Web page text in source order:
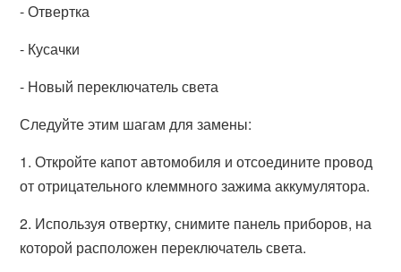
- Отвертка
- Кусачки
- Новый переключатель света
Следуйте этим шагам для замены:
1. Откройте капот автомобиля и отсоедините провод
от отрицательного клеммного зажима аккумулятора.
2. Используя отвертку, снимите панель приборов, на
которой расположен переключатель света.